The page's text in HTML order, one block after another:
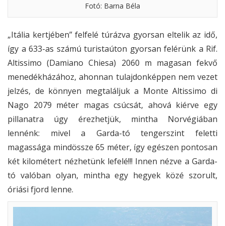
Fotó: Barna Béla
„Itália kertjében” felfelé túrázva gyorsan eltelik az idő,
így a 633-as számú turistaúton gyorsan felérünk a Rif.
Altissimo (Damiano Chiesa) 2060 m magasan fekvő
menedékházához, ahonnan tulajdonképpen nem vezet
jelzés, de könnyen megtaláljuk a Monte Altissimo di
Nago 2079 méter magas csúcsát, ahová kiérve egy
pillanatra úgy érezhetjük, mintha Norvégiában
lennénk: mivel a Garda-tó tengerszint feletti
magassága mindössze 65 méter, így egészen pontosan
két kilométert nézhetünk lefelé!!! Innen nézve a Garda-
tó valóban olyan, mintha egy hegyek közé szorult,
óriási fjord lenne.